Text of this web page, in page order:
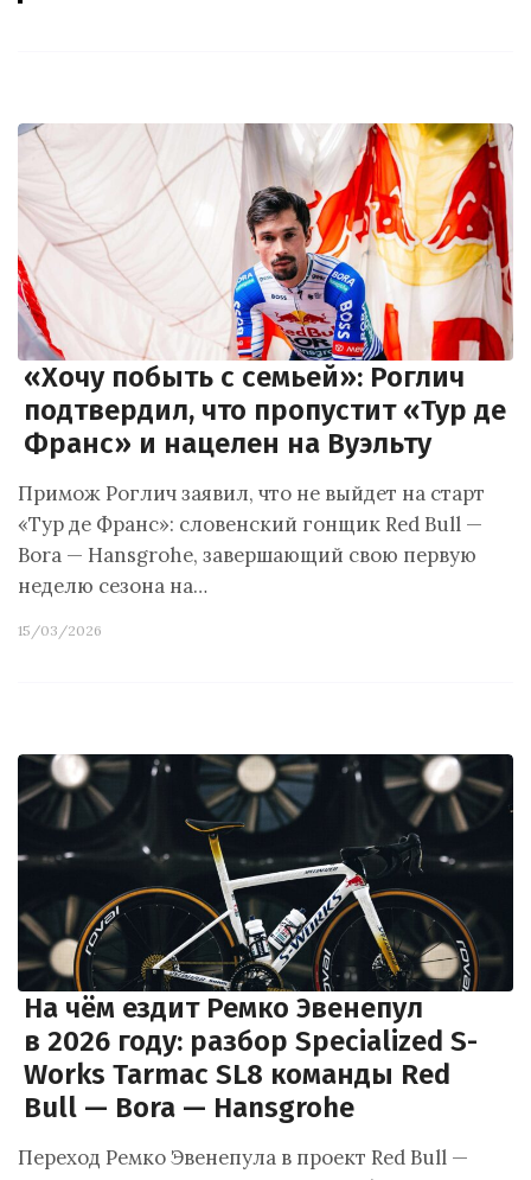
«Хочу побыть с семьей»: Роглич
подтвердил, что пропустит «Тур де
Франс» и нацелен на Вуэльту
Примож Роглич заявил, что не выйдет на старт
«Тур де Франс»: словенский гонщик Red Bull —
Bora — Hansgrohe, завершающий свою первую
неделю сезона на…
15/03/2026
На чём ездит Ремко Эвенепул
в 2026 году: разбор Specialized S-
Works Tarmac SL8 команды Red
Bull — Bora — Hansgrohe
Переход Ремко Эвенепула в проект Red Bull —